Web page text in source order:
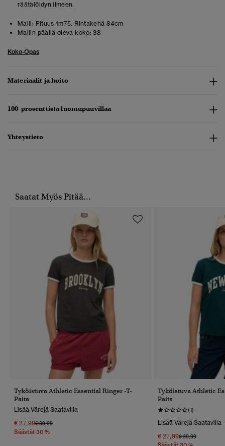
räätälöidyn ilmeen.
Malli: Pituus 1m75. Rintakehä 84cm
Mallin päällä oleva koko: 38
Koko-Opas
Materiaalit ja hoito
100-prosenttista luomupuuvillaa
Yhteystieto
Saatat Myös Pitää...
Tyköistuva Athletic Essential Ringer -T-
Paita
Lisää Värejä Saatavilla
€ 27,99Hinta Alennettu Hinnasta
€ 39,99Hintaan
Säästät 30 %
Tyköistuva Athletic
Paita
(1)
Lisää Värejä Saatavilla
€ 27,99Hinta Alennettu
€ 39,99Hintaan